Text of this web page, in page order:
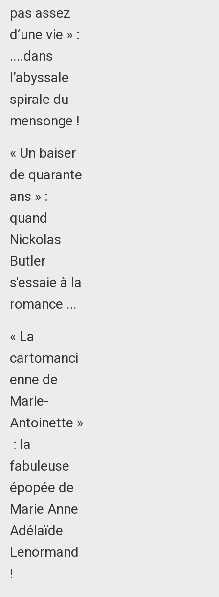
pas assez
d’une vie » :
....dans
l’abyssale
spirale du
mensonge !
« Un baiser
de quarante
ans » :
quand
Nickolas
Butler
s'essaie à la
romance ...
« La
cartomanci
enne de
Marie-
Antoinette »
: la
fabuleuse
épopée de
Marie Anne
Adélaïde
Lenormand
!